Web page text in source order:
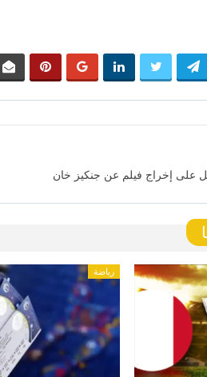
على إخراج فيلم عن جنكيز خان
رياضة